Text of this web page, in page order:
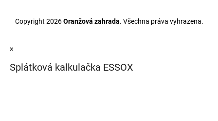
Copyright 2026Oranžová zahrada. Všechna práva vyhrazena.
×
Splátková kalkulačka ESSOX